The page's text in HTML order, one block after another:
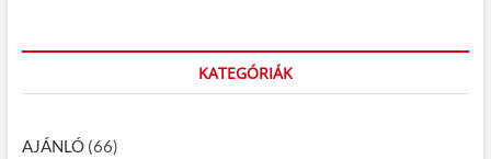
KATEGÓRIÁK
AJÁNLÓ(66)